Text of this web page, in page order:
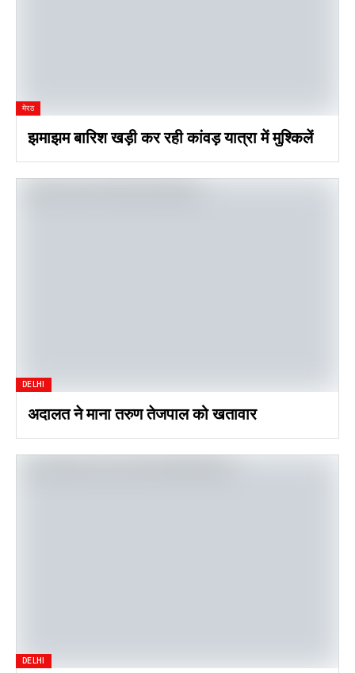
मेरठ
झमाझम बारिश खड़ी कर रही कांवड़ यात्रा में मुश्किलें
DELHI
अदालत ने माना तरुण तेजपाल को खतावार
DELHI